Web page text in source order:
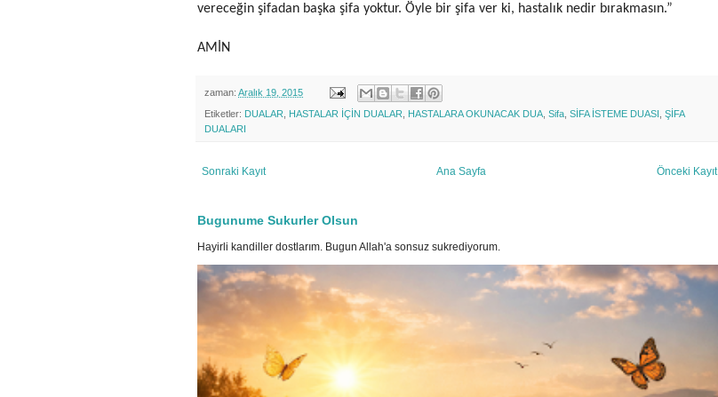
vereceğin şifadan başka şifa yoktur. Öyle bir şifa ver ki, hastalık nedir bırakmasın.”
AMİN
zaman: Aralık 19, 2015
Etiketler: DUALAR HASTALAR İÇİN DUALAR HASTALARA OKUNACAK DUA Sifa SİFA İSTEME DUASI ŞİFA
DUALARI
Sonraki Kayıt Önceki Kayıt
Ana Sayfa
Bugunume Sukurler Olsun
Hayirli kandiller dostlarım. Bugun Allah'a sonsuz sukrediyorum.